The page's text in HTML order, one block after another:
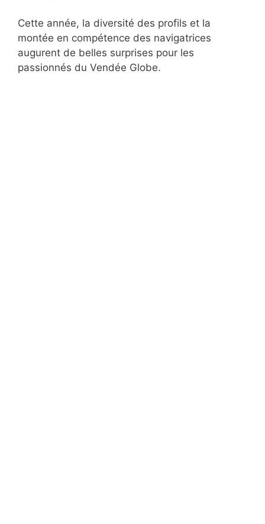
Cette année, la diversité des profils et la
montée en compétence des navigatrices
augurent de belles surprises pour les
passionnés du Vendée Globe.